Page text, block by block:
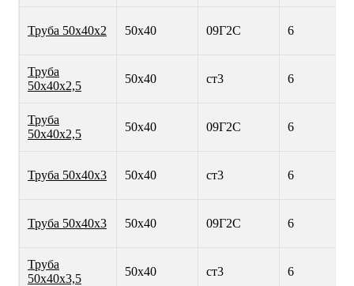
Труба 50х40х2 50х40 09Г2С 6
Труба
50х40х2,5
50х40 ст3 6
Труба
50х40х2,5
50х40 09Г2С 6
Труба 50х40х3 50х40 ст3 6
Труба 50х40х3 50х40 09Г2С 6
Труба
50х40х3,5
50х40 ст3 6